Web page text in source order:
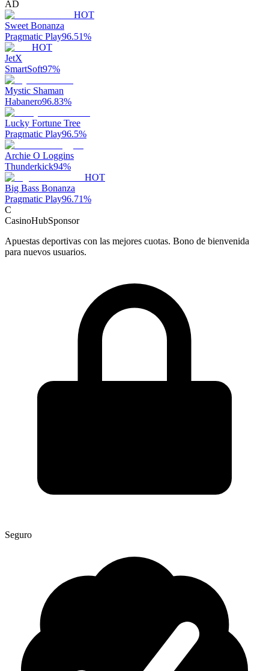
AD
HOT
Sweet Bonanza
Pragmatic Play96.51%
HOT
JetX
SmartSoft97%
Mystic Shaman
Habanero96.83%
Lucky Fortune Tree
Pragmatic Play96.5%
Archie O Loggins
Thunderkick94%
HOT
Big Bass Bonanza
Pragmatic Play96.71%
C
CasinoHubSponsor
Apuestas deportivas con las mejores cuotas. Bono de bienvenida
para nuevos usuarios.
Seguro